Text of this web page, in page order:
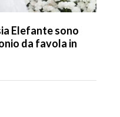
Elefante sono
da favola in